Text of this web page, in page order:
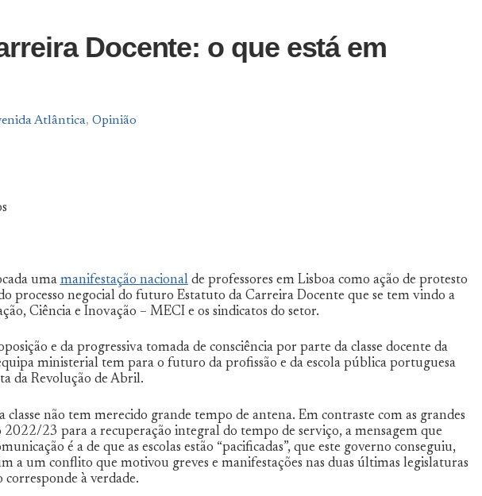
Docente: o que está em
Atlântica, Opinião
uma manifestação nacionalde professores em Lisboa como ação de protesto
processo negocial do futuro Estatuto da Carreira Docente que se tem vindo a
Ciência e Inovação – MECI e os sindicatos do setor.
e da progressiva tomada de consciência por parte da classe docente da
ministerial tem para o futuro da profissão e da escola pública portuguesa
da Revolução de Abril.
classe não tem merecido grande tempo de antena. Em contraste com as grandes
2022/23 para a recuperação integral do tempo de serviço, a mensagem que
é a de que as escolas estão “pacificadas”, que este governo conseguiu,
a um conflito que motivou greves e manifestações nas duas últimas legislaturas
corresponde à verdade.